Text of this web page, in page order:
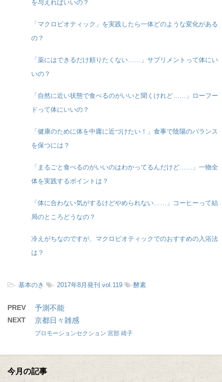
を与えればいいの？
「マクロビオティック」を実践したら一体どのような変化がある
の？
「薬にはできるだけ頼りたくない……」サプリメントって体にい
いの？
「自然に近い状態で食べるのがいいと聞くけれど……」ローフー
ドって体にいいの？
「健康のために体を中庸に近づけたい！」食事で陰陽のバランス
を保つには？
「まるごと食べるのがいいのはわかってるんだけど……」一物全
体を実践するポイントは？
「体に合わない気がするけどやめられない……」コーヒーって結
局のところどうなの？
冷えがちなのですが、マクロビオティックでのおすすめの入浴法
は？
- 基本のき - 2017年8月発刊 vol.119 -酵素
PREV 予測不能
NEXT 京都日々雑感
プロモーションセクション 宮部 靖子
今月の記事